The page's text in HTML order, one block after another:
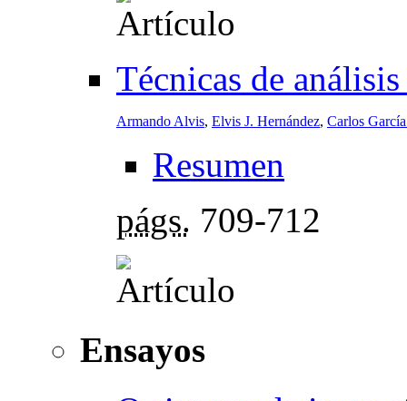
Técnicas de
Armando Alvis, Elvis J. Hernández, Carlos
Resumen
págs. 709-712
Ensayos